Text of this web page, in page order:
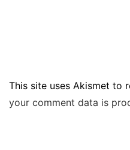
This site uses Akismet to
your comment data is